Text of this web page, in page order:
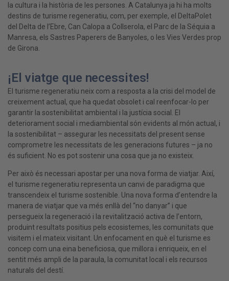
la cultura i la història de les persones. A Catalunya ja hi ha molts
destins de turisme regeneratiu, com, per exemple, el DeltaPolet
del Delta de l’Ebre, Can Calopa a Collserola, el Parc de la Séquia a
Manresa, els Sastres Paperers de Banyoles, o les Vies Verdes prop
de Girona.
¡El viatge que necessites!
El turisme regeneratiu neix com a resposta a la crisi del model de
creixement actual, que ha quedat obsolet i cal reenfocar-lo per
garantir la sostenibilitat ambiental i la justícia social. El
deteriorament social i mediambiental són evidents al món actual, i
la sostenibilitat – assegurar les necessitats del present sense
comprometre les necessitats de les generacions futures – ja no
és suficient. No es pot sostenir una cosa que ja no existeix.
Per això és necessari apostar per una nova forma de viatjar. Així,
el turisme regeneratiu representa un canvi de paradigma que
transcendeix el turisme sostenible. Una nova forma d’entendre la
manera de viatjar que va més enllà del “no danyar” i que
persegueix la regeneració i la revitalització activa de l’entorn,
produint resultats positius pels ecosistemes, les comunitats que
visitem i el mateix visitant. Un enfocament en què el turisme es
concep com una eina beneficiosa, que millora i enriqueix, en el
sentit més ampli de la paraula, la comunitat local i els recursos
naturals del destí.